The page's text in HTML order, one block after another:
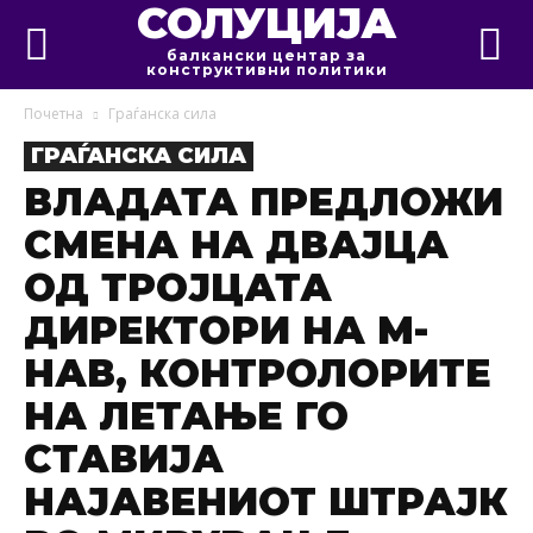
СОЛУЦИЈА
балкански центар за
конструктивни политики
Почетна Граѓанска сила
ГРАЃАНСКА СИЛА
ВЛАДАТА ПРЕДЛОЖИ
СМЕНА НА ДВАЈЦА
ОД ТРОЈЦАТА
ДИРЕКТОРИ НА М-
НАВ, КОНТРОЛОРИТЕ
НА ЛЕТАЊЕ ГО
СТАВИЈА
НАЈАВЕНИОТ ШТРАЈК